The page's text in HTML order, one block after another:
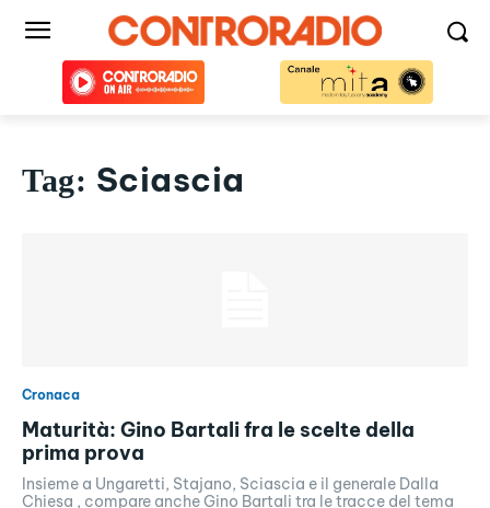
Tag: Sciascia
Cronaca
Maturità: Gino Bartali fra le scelte della
prima prova
Insieme a Ungaretti, Stajano, Sciascia e il generale Dalla
Chiesa , compare anche Gino Bartali tra le tracce del tema